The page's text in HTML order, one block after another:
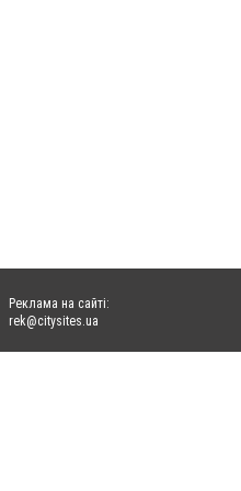
Реклама на сайті:
rek@citysites.ua